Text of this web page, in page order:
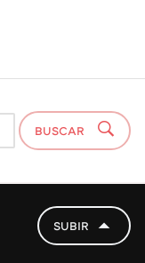
BUSCAR
SUBIR